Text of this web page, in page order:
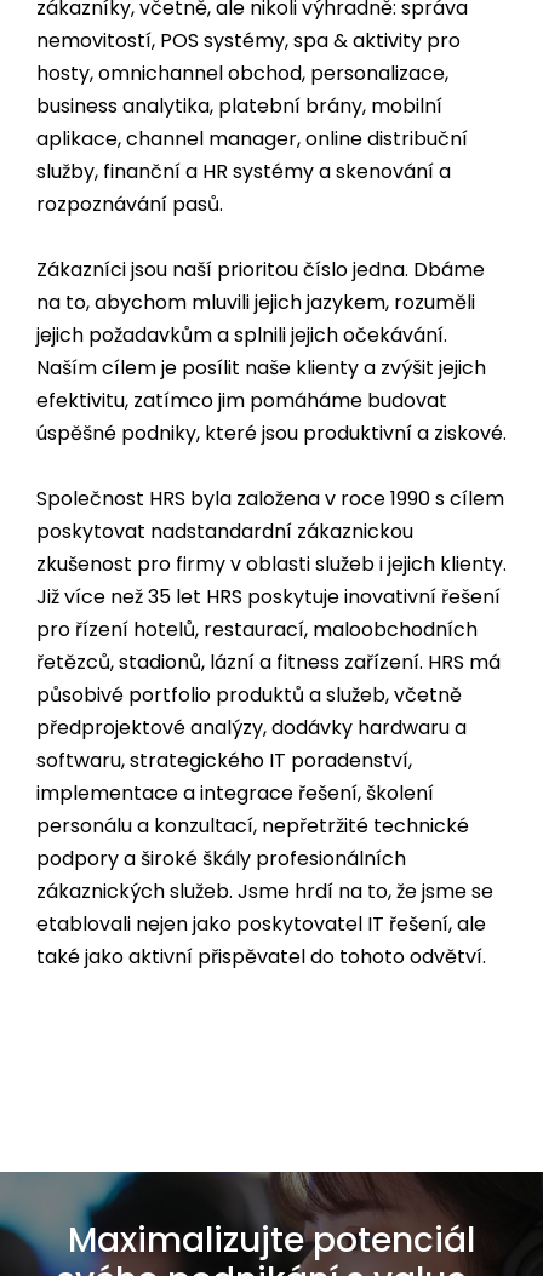
zákazníky, včetně, ale nikoli výhradně: správa
nemovitostí, POS systémy, spa & aktivity pro
hosty, omnichannel obchod, personalizace,
business analytika, platební brány, mobilní
aplikace, channel manager, online distribuční
služby, finanční a HR systémy a skenování a
rozpoznávání pasů.
Zákazníci jsou naší prioritou číslo jedna. Dbáme
na to, abychom mluvili jejich jazykem, rozuměli
jejich požadavkům a splnili jejich očekávání.
Naším cílem je posílit naše klienty a zvýšit jejich
efektivitu, zatímco jim pomáháme budovat
úspěšné podniky, které jsou produktivní a ziskové.
Společnost HRS byla založena v roce 1990 s cílem
poskytovat nadstandardní zákaznickou
zkušenost pro firmy v oblasti služeb i jejich klienty.
Již více než35 let HRS poskytuje inovativní řešení
pro řízení hotelů, restaurací, maloobchodních
řetězců, stadionů, lázní a fitness zařízení. HRS má
působivé portfolio produktů a služeb, včetně
předprojektové analýzy, dodávky hardwaru a
softwaru, strategického IT poradenství,
implementace a integrace řešení, školení
personálu a konzultací, nepřetržité technické
podpory a široké škály profesionálních
zákaznických služeb. Jsme hrdí na to, že jsme se
etablovali nejen jako poskytovatel IT řešení, ale
také jako aktivní přispěvatel do tohoto odvětví.
Maximalizujte potenciál